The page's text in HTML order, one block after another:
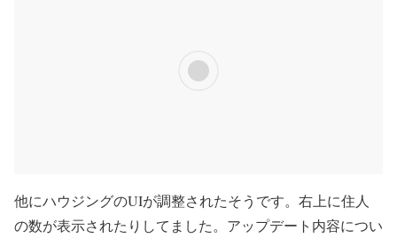
他にハウジングのUIが調整されたそうです。右上に住人
の数が表示されたりしてました。アップデート内容につい